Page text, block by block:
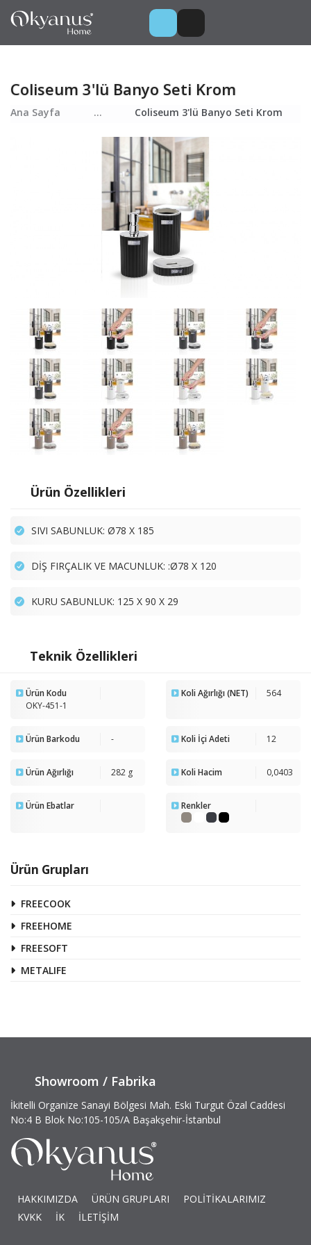
Ürün Grupları
FREECOOK
FREEHOME
FREESOFT
METALIFE
Coliseum 3'lü Banyo Seti Krom
Ana Sayfa ... Coliseum 3'lü Banyo Seti Krom
Ürün Özellikleri
SIVI SABUNLUK: Ø78 X 185
DİŞ FIRÇALIK VE MACUNLUK: :Ø78 X 120
KURU SABUNLUK: 125 X 90 X 29
Teknik Özellikleri
Ürün Kodu
OKY-451-1
Koli Ağırlığı (NET) 564
Ürün Barkodu - Koli İçi Adeti 12
Ürün Ağırlığı 282 g Koli Hacim 0,0403
Ürün Ebatlar Renkler
Showroom / Fabrika
İkitelli Organize Sanayi Bölgesi Mah. Eski Turgut Özal Caddesi
No:4 B Blok No:105-105/A Başakşehir-İstanbul
HAKKIMIZDA ÜRÜN GRUPLARI
POLİTİKALARIMIZ
KVKK
İK İLETİŞİM